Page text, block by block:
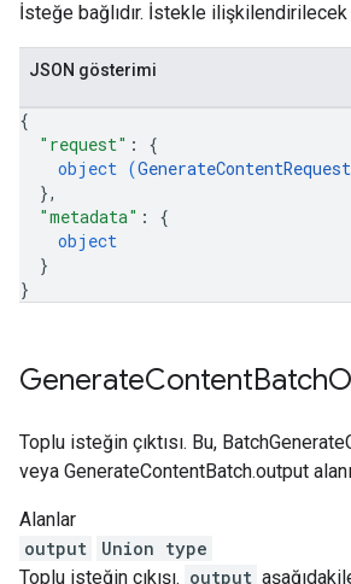
İsteğe bağlıdır. İstekle
JSON gösterimi
{
"request" : {
object (GenerateContentRequest
},
"metadata" : {
object
}
}
GenerateContentBatch
Toplu isteğin çıktısı. Bu,
veya GenerateContentBatch.output
Alanlar
output
Union type
Toplu isteğin çıkışı. output